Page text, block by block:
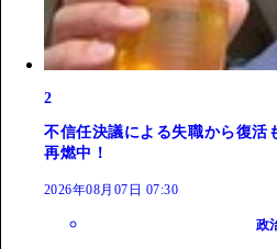
2
不信任決議による失職から復活
再燃中！
2026年08月07日 07:30
政